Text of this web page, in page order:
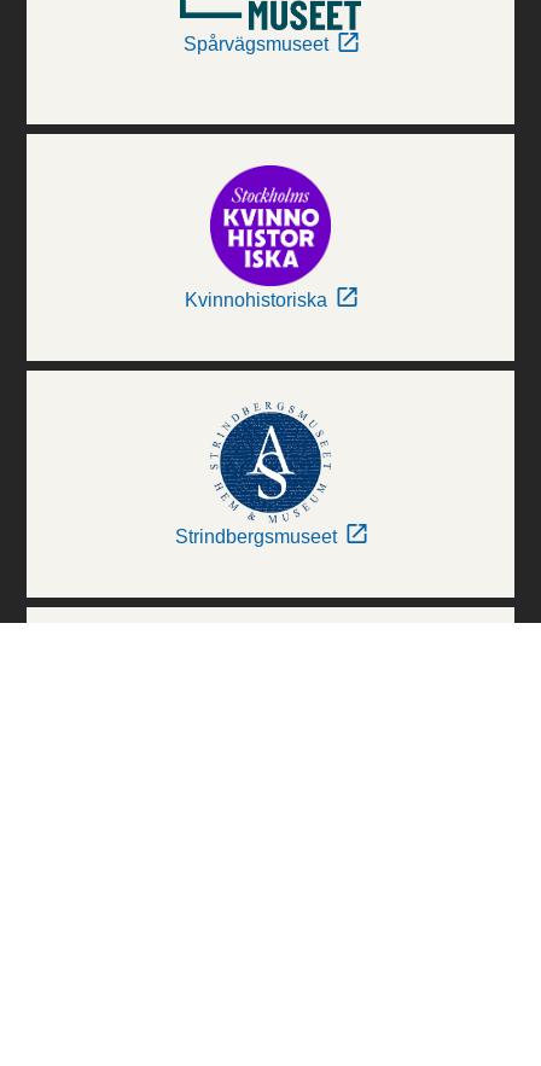
Spårvägsmuseet
Kvinnohistoriska
Strindbergsmuseet